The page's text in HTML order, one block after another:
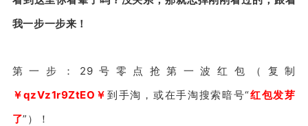
我一步一步来！
第一步：29号零点抢第一波红包（复制
￥qzVz1r9ZtEO￥ 到手淘，或在手淘搜索暗号“红包发芽
了”）！